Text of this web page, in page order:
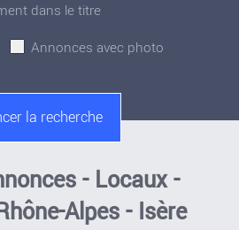
dans le titre
Annonces avec photo
- Locaux -
Alpes - Isère